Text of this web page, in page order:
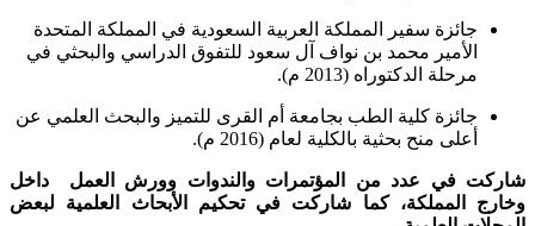
جائزة سفير المملكة العربية السعودية في المملكة المتحدة
الأمير محمد بن نواف آل سعود للتفوق الدراسي والبحثي في
مرحلة الدكتوراه (2013 م).
جائزة كلية الطب بجامعة أم القرى للتميز والبحث العلمي عن
أعلى منح بحثية بالكلية لعام (2016 م).
شاركت في عدد من المؤتمرات والندوات وورش العمل داخل
وخارج المملكة، كما شاركت في تحكيم الأبحاث العلمية لبعض